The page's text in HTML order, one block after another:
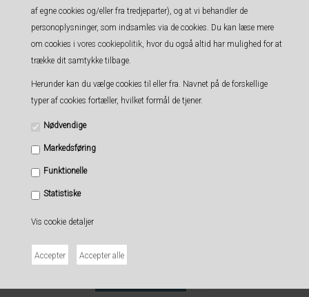
af egne cookies og/eller fra tredjeparter), og at vi behandler de
personoplysninger, som indsamles via de cookies. Du kan læse mere
om cookies i vores cookiepolitik, hvor du også altid har mulighed for at
trække dit samtykke tilbage.
Herunder kan du vælge cookies til eller fra. Navnet på de forskellige
typer af cookies fortæller, hvilket formål de tjener.
Nødvendige
Markedsføring
Funktionelle
Statistiske
Vis cookie detaljer